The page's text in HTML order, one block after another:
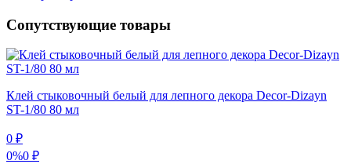
Сопутствующие товары
Клей стыковочный белый для лепного декора Decor-Dizayn
ST-1/80 80 мл
0 ₽
0%0 ₽